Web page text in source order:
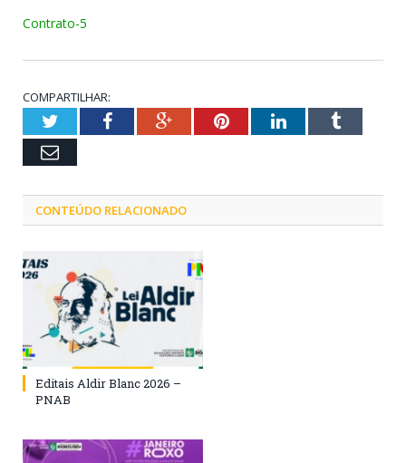
Contrato-5
COMPARTILHAR:
TwitterFacebookGoogle+PinterestLinkedInTumblr
Email
CONTEÚDO RELACIONADO
Editais Aldir Blanc 2026 –
PNAB